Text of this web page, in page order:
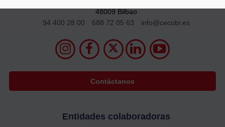
48009 Bilbao
94 400 28 00
688 72 05 63 info@cecobi.es
Contáctanos
Entidades colaboradoras